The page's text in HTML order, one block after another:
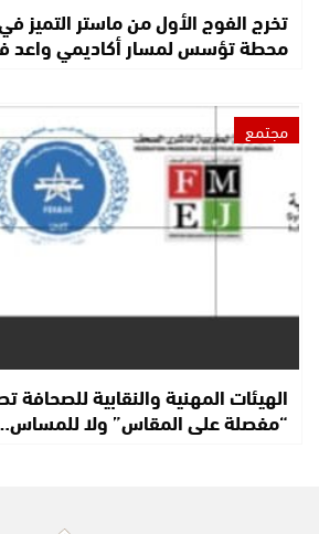
تخرج الفوج الأول من ماستر التميز
محطة تؤسس لمسار أكاديمي
مجتمع
الهيئات المهنية والنقابية للصحافة
“مفصلة على المقاس” ولا